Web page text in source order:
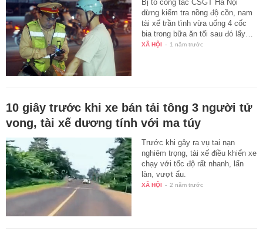
Bị tổ công tác CSGT Hà Nội
dừng kiểm tra nồng độ cồn, nam
tài xế trần tình vừa uống 4 cốc
bia trong bữa ăn tối sau đó lấy…
XÃ HỘI - 1 năm trước
10 giây trước khi xe bán tải tông 3 người tử
vong, tài xế dương tính với ma túy
Trước khi gây ra vụ tai nạn
nghiêm trọng, tài xế điều khiển xe
chạy với tốc độ rất nhanh, lấn
làn, vượt ẩu.
XÃ HỘI - 2 năm trước